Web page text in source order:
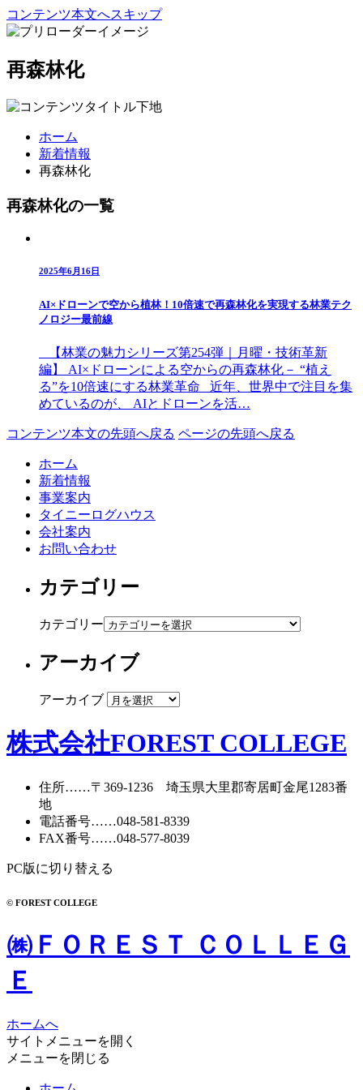
コンテンツ本文へスキップ
再森林化
ホーム
新着情報
再森林化
再森林化の一覧
2025年6月16日
AI×ドローンで空から植林！10倍速で再森林化を実現する林業テク
ノロジー最前線
【林業の魅力シリーズ第254弾｜月曜・技術革新
編】 AI×ドローンによる空からの再森林化－ “植え
る”を10倍速にする林業革命 近年、世界中で注目を集
めているのが、 AIとドローンを活…
コンテンツ本文の先頭へ戻る ページの先頭へ戻る
ホーム
新着情報
事業案内
タイニーログハウス
会社案内
お問い合わせ
カテゴリー
カテゴリー
アーカイブ
アーカイブ
株式会社FOREST COLLEGE
住所……〒369-1236 埼玉県大里郡寄居町金尾1283番
地
電話番号……048-581-8339
FAX番号……048-577-8039
PC版に切り替える
© FOREST COLLEGE
㈱ＦＯＲＥＳＴ ＣＯＬＬＥＧ
Ｅ
ホームへ
サイトメニューを開く
メニューを閉じる